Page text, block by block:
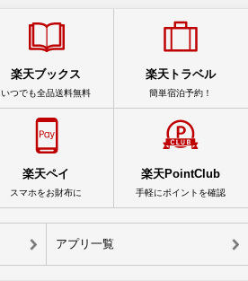
楽天ブックス
いつでも全品送料無料
楽天トラベル
簡単宿泊予約！
楽天ペイ
スマホをお財布に
楽天PointClub
手軽にポイントを確認
アプリ一覧